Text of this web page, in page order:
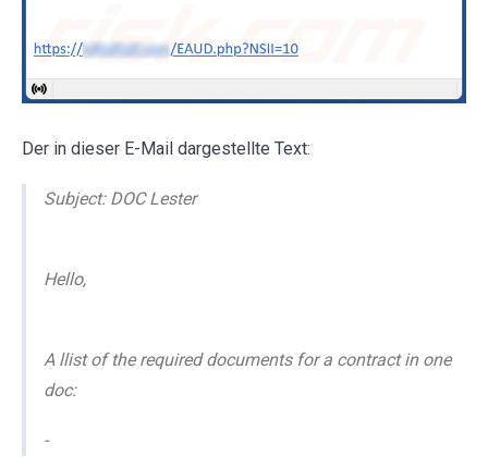
Der in dieser E-Mail dargestellte Text:
Subject: DOC Lester
Hello,
A llist of the required documents for a contract in one
doc:
-